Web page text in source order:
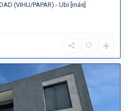
(VIHU/PAPAR).- Ubi [más]